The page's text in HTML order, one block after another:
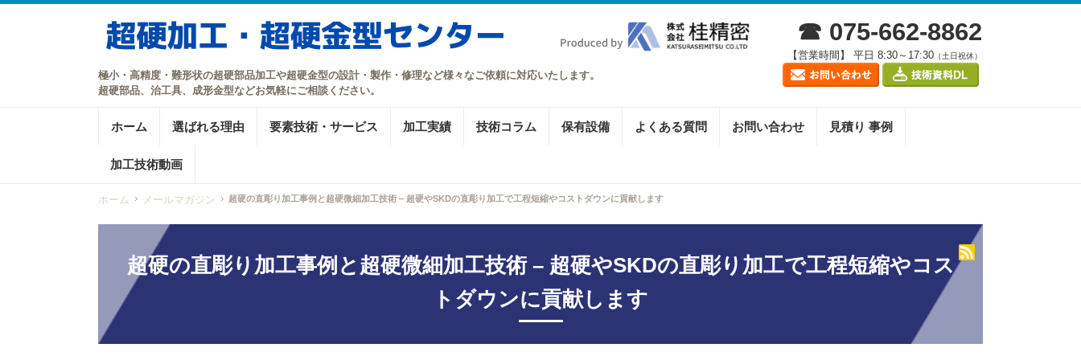
極小・高精度・難形状の超硬部品加工や超硬金型の設計・製作・修理など様々なご依頼に対応いたします。
超硬部品、治工具、成形金型などお気軽にご相談ください。
☎ 075-662-8862
【営業時間】 平日 8:30～17:30（土日祝休）
ホーム 選ばれる理由 要素技術・サービス 加工実績 技術コラム 保有設備 よくある質問 お問い合わせ 見積り 事例
加工技術動画
ホーム メールマガジン 超硬の直彫り加工事例と超硬微細加工技術 – 超硬やSKDの直彫り加工で工程短縮やコストダウンに貢献します
超硬の直彫り加工事例と超硬微細加工技術 – 超硬やSKDの直彫り加工で工程短縮やコス
トダウンに貢献します